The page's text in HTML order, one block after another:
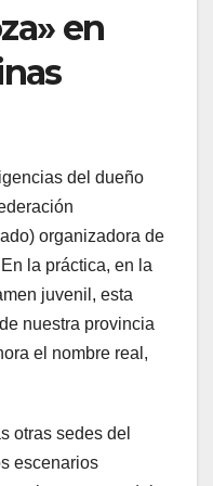
en
del dueño
organizadora de
la práctica, en la
juvenil, esta
nuestra provincia
el nombre real,
otras sedes del
escenarios